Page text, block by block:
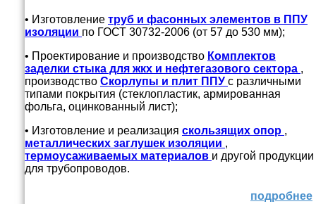
• Изготовление труб и фасонных элементов в ППУ
изоляции по ГОСТ 30732-2006 (от 57 до 530 мм);
• Проектирование и производство Комплектов
заделки стыка для жкх и нефтегазового сектора ,
производство Скорлупы и плит ППУ с различными
типами покрытия (стеклопластик, армированная
фольга, оцинкованный лист);
• Изготовление и реализация скользящих опор ,
металлических заглушек изоляции ,
термоусаживаемых материалов и другой продукции
для трубопроводов.
подробнее